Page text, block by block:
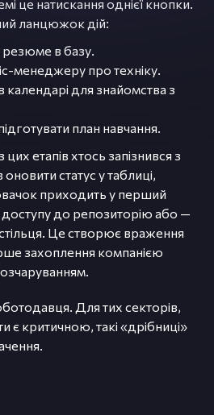
це натискання однієї кнопки.
ланцюжок дій:
резюме в базу.
менеджеру про техніку.
для знайомства з
план навчання.
етапів хтось запізнився з
статус у таблиці,
приходить у перший
до репозиторію або —
Це створює враження
захоплення компанією
Для тих секторів,
є критичною, такі «дрібниці»